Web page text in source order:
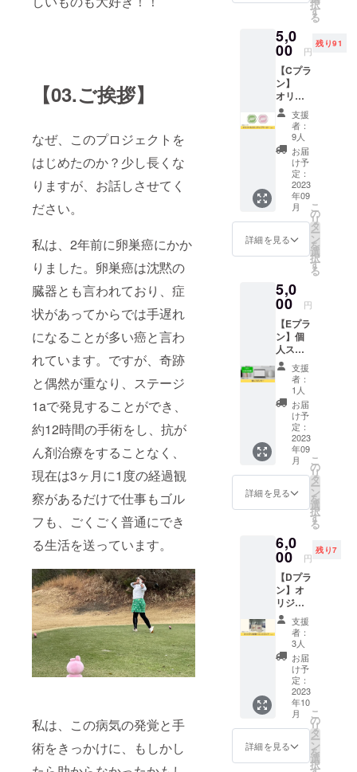
【03.ご挨拶】
なぜ、このプロジェクトを
はじめたのか？少し長くな
りますが、お話しさせてく
ださい。
私は、2年前に卵巣癌にかか
りました。卵巣癌は沈黙の
臓器とも言われており、症
状があってからでは手遅れ
になることが多い癌と言わ
れています。ですが、奇跡
と偶然が重なり、ステージ
1aで発見することができ、
約12時間の手術をし、抗が
ん剤治療をすることなく、
現在は3ヶ月に1度の経過観
察があるだけで仕事もゴル
フも、ごくごく普通にでき
る生活を送っています。
私は、この病気の発覚と手
術をきっかけに、もしかし
援の気
持ちの
せ、大
歓迎で
す！
フボー
ル1ダー
スを
セット
にしま
した。
・商品
ジャン
ル（オ
リジナ
ルラウ
ンド
バッグ
＋ゴル
フボー
ル１
ダー
（バッ
グ＋ゴ
ボール
１ダー
ス） ・
数量
（無制
限） ・
商品サ
イズ
（20cm
＋40cm
くら
い） ・
素材
（綿生
パター
ン） ・
カラー
展開
（１色
パター
ン）
択
す
る
5,0
00 円
残り91
【Cプラ
ン】
オリジ
ナルカ
ジノ
チップ
マー
カー（2
個入
り・プ
ラス
チック
ケース
付）
gggのロ
オリジ
ナルカ
ジノ
チップ
マー
カーで
す。 ※
チップ
マー
カーの
色は選
べませ
ん。 ・
商品
ジャン
ル（オ
リジナ
カー2個
＋プラ
クケー
ス付）
・セッ
ト内容
（オリ
ジナル
カジノ
チップ
マー
カー2個
＋プラ
スチッ
クケー
ス） ・
支援
者：
9人
お届
け予
定：
2023
年09
月
詳細を見る
こ
の
リ
タ
ー
ン
を
選
択
す
る
5,0
00 円
【Eプラ
ン】個
人スポ
ン
サー
ggg公式
サイト
にお名
前を掲
プロ
ジェク
ト「目
指せ女
子プロ
！支援
プロ
ジェク
ト」の
個人ス
ポン
サーに
なれる
権利で
す。 支
援者と
してggg
公式サ
イトに
お名前
を掲載
させて
支援
者：
1人
お届
け予
定：
2023
年09
月
詳細を見る
こ
の
リ
タ
ー
ン
を
選
択
す
る
6,0
00 円
残り7
【Dプラ
ン】オ
リジナ
ル砂袋
＋ミニ
スコッ
プ（1
セッ
ト）
gggプロ
ジェク
トのロ
ゴ入り
砂袋を
お届け
支援
者：
3人
お届
け予
定：
2023
年10
月
詳細を見る
こ
の
リ
タ
ー
ン
を
選
択